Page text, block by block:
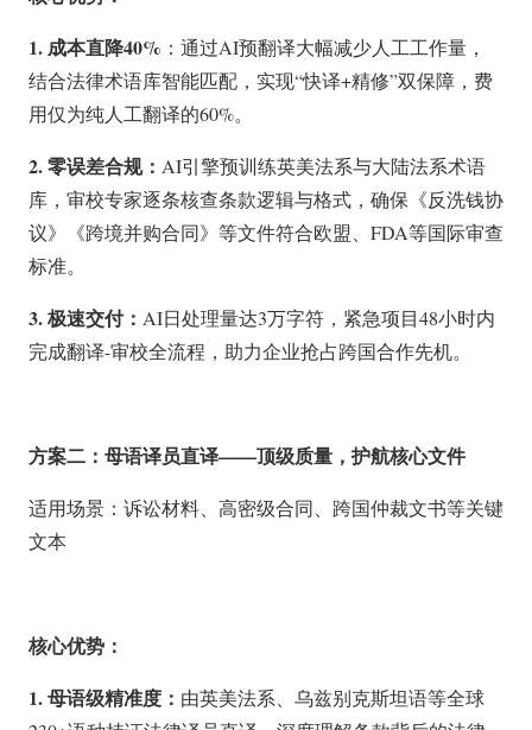
1. 成本直降40% ：通过AI预翻译大幅减少人工工作量，
结合法律术语库智能匹配，实现“快译+精修”双保障，费
用仅为纯人工翻译的60%。
2. 零误差合规： AI引擎预训练英美法系与大陆法系术语
库，审校专家逐条核查条款逻辑与格式，确保《反洗钱协
议》《跨境并购合同》等文件符合欧盟、FDA等国际审查
标准。
3. 极速交付： AI日处理量达3万字符，紧急项目48小时内
完成翻译-审校全流程，助力企业抢占跨国合作先机。
方案二：母语译员直译——顶级质量，护航核心文件
适用场景：诉讼材料、高密级合同、跨国仲裁文书等关键
文本
核心优势：
1. 母语级精准度： 由英美法系、乌兹别克斯坦语等全球